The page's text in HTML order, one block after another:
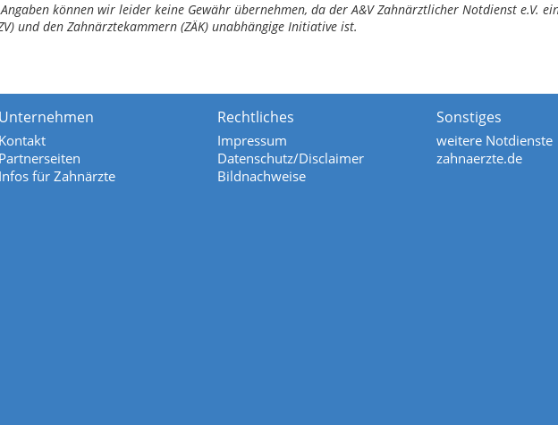
können wir leider keine Gewähr übernehmen, da der A&V Zahnärztlicher Notdienst e.V.
und den Zahnärztekammern (ZÄK) unabhängige Initiative ist.
Unternehmen
Kontakt
Partnerseiten
Infos für Zahnärzte
Rechtliches
Impressum
Datenschutz/Disclaimer
Bildnachweise
Sonstiges
weitere Notdienste
zahnaerzte.de